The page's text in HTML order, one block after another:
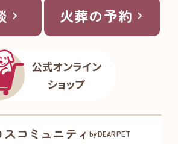
火葬の予約
スコミュニティbyDEARPET